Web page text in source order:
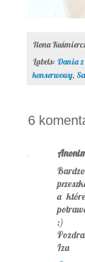
Ilona
Labels: Dania
konserwowy,
6
a
;)
Iza